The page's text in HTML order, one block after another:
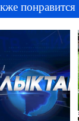
понравится